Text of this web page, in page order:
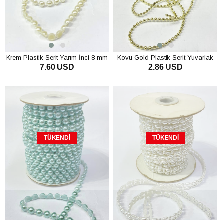
Krem Plastik Şerit Yarım İnci 8 mm
10 mt
7.60 USD
Koyu Gold Plastik Şerit Yuvarlak
İnci 4 mm 10 mt
2.86 USD
TÜKENDI TÜKENDI